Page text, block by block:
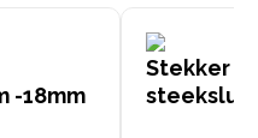
-18mm
Stekker